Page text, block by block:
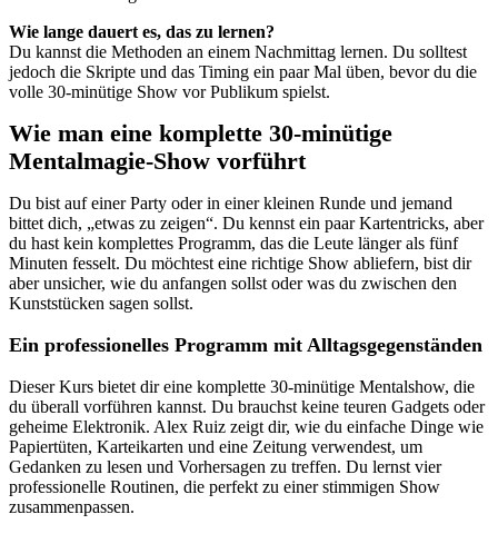
Wie lange dauert es, das zu lernen?
Du kannst die Methoden an einem Nachmittag lernen. Du solltest
jedoch die Skripte und das Timing ein paar Mal üben, bevor du die
volle 30-minütige Show vor Publikum spielst.
Wie man eine komplette 30-minütige
Mentalmagie-Show vorführt
Du bist auf einer Party oder in einer kleinen Runde und jemand
bittet dich, „etwas zu zeigen“. Du kennst ein paar Kartentricks, aber
du hast kein komplettes Programm, das die Leute länger als fünf
Minuten fesselt. Du möchtest eine richtige Show abliefern, bist dir
aber unsicher, wie du anfangen sollst oder was du zwischen den
Kunststücken sagen sollst.
Ein professionelles Programm mit Alltagsgegenständen
Dieser Kurs bietet dir eine komplette 30-minütige Mentalshow, die
du überall vorführen kannst. Du brauchst keine teuren Gadgets oder
geheime Elektronik. Alex Ruiz zeigt dir, wie du einfache Dinge wie
Papiertüten, Karteikarten und eine Zeitung verwendest, um
Gedanken zu lesen und Vorhersagen zu treffen. Du lernst vier
professionelle Routinen, die perfekt zu einer stimmigen Show
zusammenpassen.